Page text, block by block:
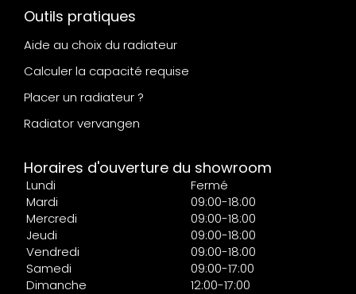
Outils pratiques
Aide au choix du radiateur
Calculer la capacité requise
Placer un radiateur ?
Radiator vervangen
Horaires d'ouverture du showroom
Lundi
Fermé
Mardi
09:00-18:00
Mercredi
09:00-18:00
Jeudi
09:00-18:00
Vendredi
09:00-18:00
Samedi
09:00-17:00
Dimanche
12:00-17:00